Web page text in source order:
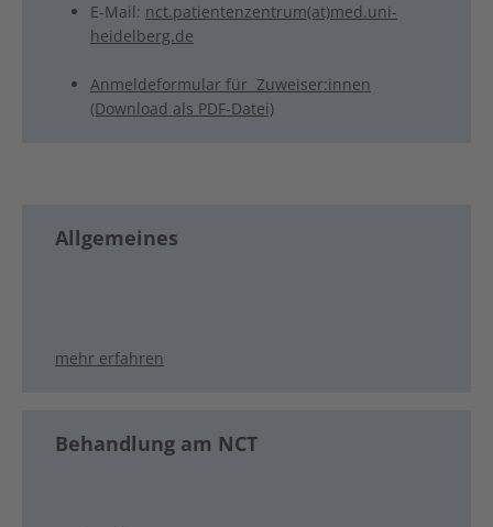
E-Mail: nct.patientenzentrum(at)med.uni-
heidelberg.de
Anmeldeformular für Zuweiser:innen
(Download als PDF-Datei)
Allgemeines
mehr erfahren
Behandlung am NCT